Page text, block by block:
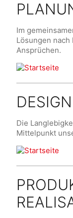
Im
Lösungen
Ansprüchen.
Die
Mittelpunkt